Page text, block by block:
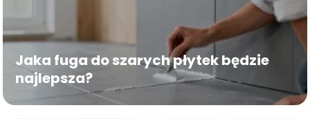
Jaka fuga do szarych płytek będzie
najlepsza?